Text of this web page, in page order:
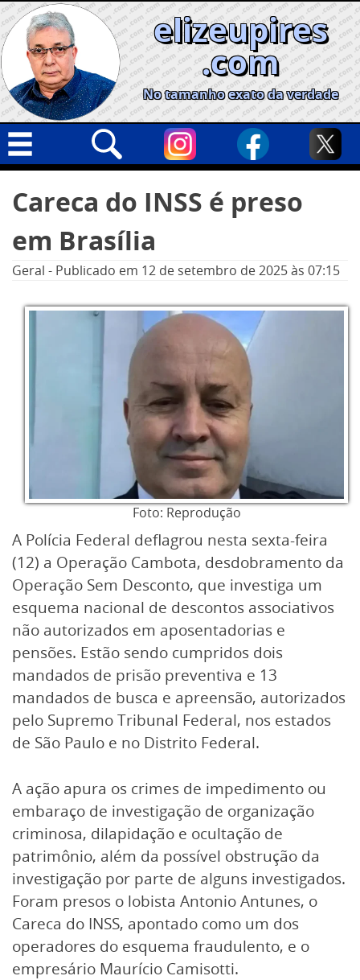
Skip
to
content
elizeupires
.com
No tamanho exato da verdade
Geral
Cidades
Política
por:
Careca do INSS é preso
em Brasília
Geral - Publicado em 12 de setembro de 2025às 07:15
Foto: Reprodução
A Polícia Federal deflagrou nesta sexta-feira
(12) a Operação Cambota, desdobramento da
Operação Sem Desconto, que investiga um
esquema nacional de descontos associativos
não autorizados em aposentadorias e
pensões. Estão sendo cumpridos dois
mandados de prisão preventiva e 13
mandados de busca e apreensão, autorizados
pelo Supremo Tribunal Federal, nos estados
de São Paulo e no Distrito Federal.
A ação apura os crimes de impedimento ou
embaraço de investigação de organização
criminosa, dilapidação e ocultação de
patrimônio, além da possível obstrução da
investigação por parte de alguns investigados.
Foram presos o lobista Antonio Antunes, o
Careca do INSS, apontado como um dos
operadores do esquema fraudulento, e o
empresário Maurício Camisotti.